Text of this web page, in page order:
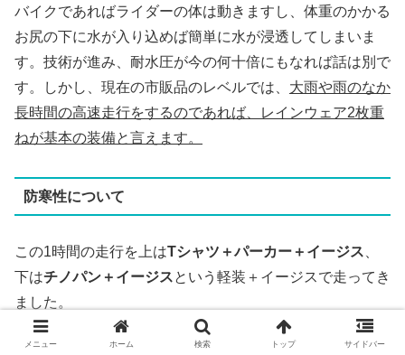
バイクであればライダーの体は動きますし、体重のかかる
お尻の下に水が入り込めば簡単に水が浸透してしまいま
す。技術が進み、耐水圧が今の何十倍にもなれば話は別で
す。しかし、現在の市販品のレベルでは、 大雨や雨のなか
長時間の高速走行をするのであれば、レインウェア2枚重
ねが基本の装備と言えます。
防寒性について
この1時間の走行を上はTシャツ＋パーカー＋イージス
下はチノパン＋イージスという軽装＋イージスで走ってき
ました。
メニュー ホーム 検索 トップ サイドバー